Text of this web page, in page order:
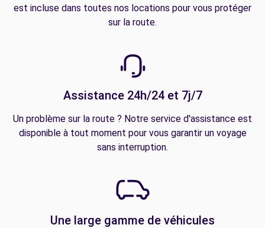
est incluse dans toutes nos locations pour vous protéger
sur la route.
Assistance 24h/24 et 7j/7
Un problème sur la route ? Notre service d'assistance est
disponible à tout moment pour vous garantir un voyage
sans interruption.
Une large gamme de véhicules